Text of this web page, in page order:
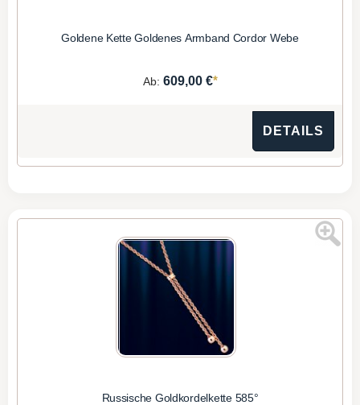
Goldene Kette Goldenes Armband Cordor Webe
Ab: 609,00 €*
DETAILS
Russische Goldkordelkette 585°